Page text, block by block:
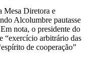
Mesa Diretora e
Alcolumbre pautasse
nota, o presidente do
“exercício arbitrário das
de cooperação”